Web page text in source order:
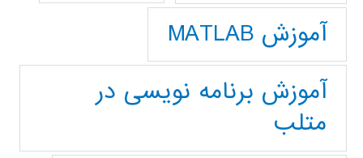
آموزش MATLAB
آموزش برنامه نویسی در
متلب